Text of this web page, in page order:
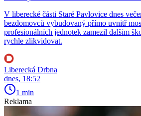
V liberecké části Staré Pavlovice dnes
bezdomovců vybudovaný přímo uvnitř
profesionálních jednotek zamezil dalším
rychle zlikvidovat.
Liberecká Drbna
dnes, 18:52
1 min
Reklama